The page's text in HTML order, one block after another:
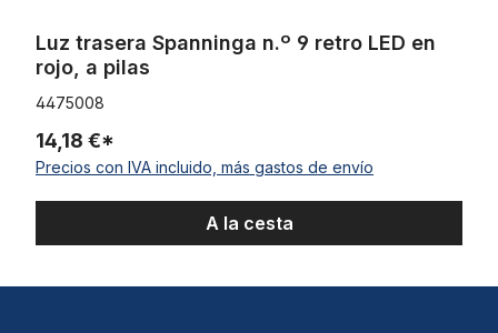
Luz trasera Spanninga n.º 9 retro LED en
rojo, a pilas
4475008
14,18 €*
Precios con IVA incluido, más gastos de envío
A la cesta